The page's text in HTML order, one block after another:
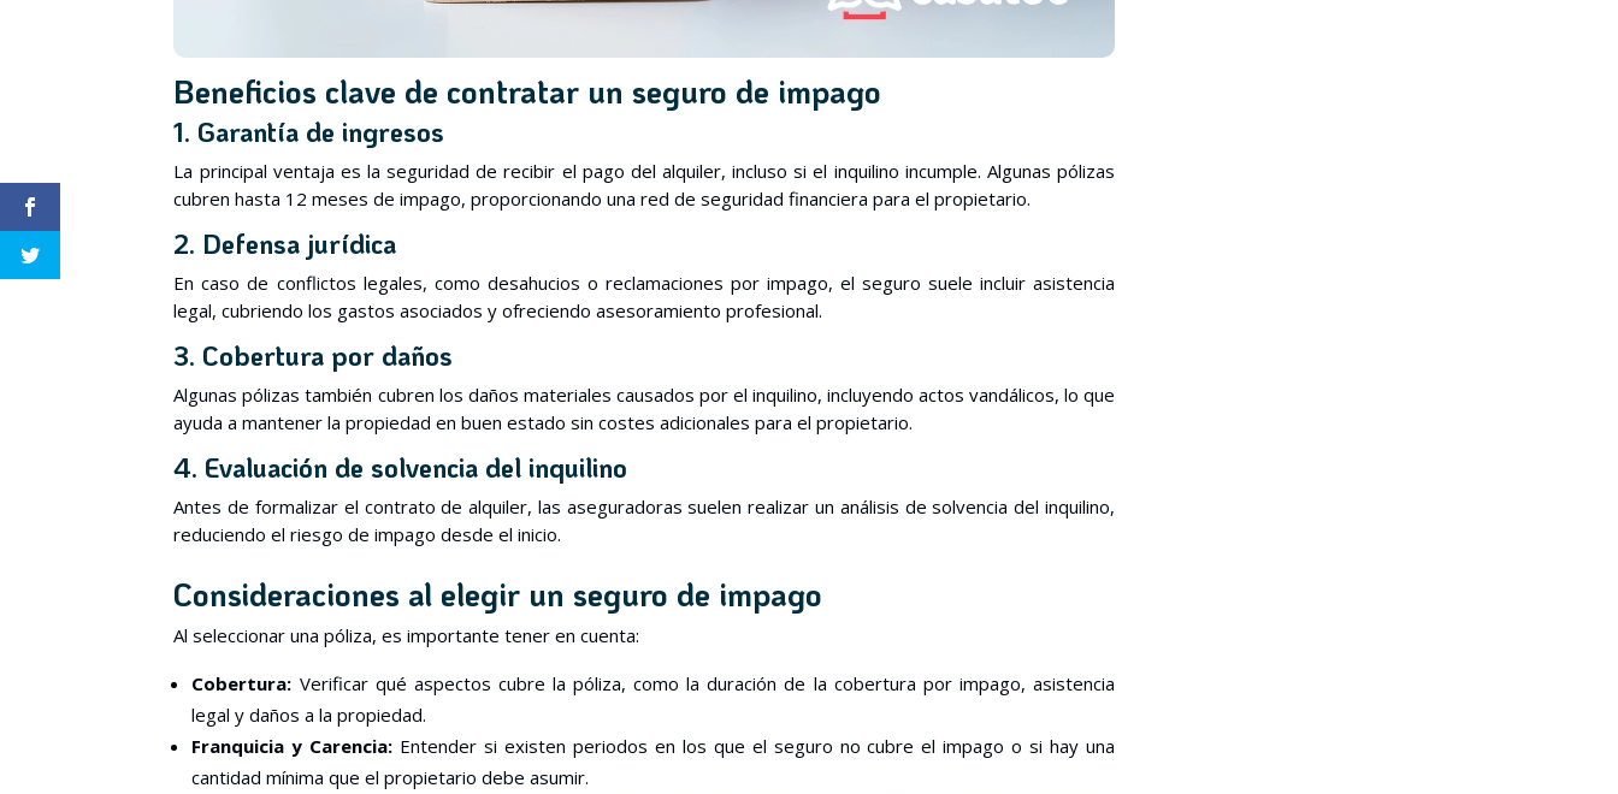
Beneficios clave de contratar un seguro de impago
1. Garantía de ingresos
La principal ventaja es la seguridad de recibir el pago del alquiler, incluso si el inquilino incumple. Algunas pólizas
cubren hasta 12 meses de impago, proporcionando una red de seguridad financiera para el propietario.
2. Defensa jurídica
En caso de conflictos legales, como desahucios o reclamaciones por impago, el seguro suele incluir asistencia
legal, cubriendo los gastos asociados y ofreciendo asesoramiento profesional.
3. Cobertura por daños
Algunas pólizas también cubren los daños materiales causados por el inquilino, incluyendo actos vandálicos, lo que
ayuda a mantener la propiedad en buen estado sin costes adicionales para el propietario.
4. Evaluación de solvencia del inquilino
Antes de formalizar el contrato de alquiler, las aseguradoras suelen realizar un análisis de solvencia del inquilino,
reduciendo el riesgo de impago desde el inicio.
Consideraciones al elegir un seguro de impago
Al seleccionar una póliza, es importante tener en cuenta:
Cobertura: Verificar qué aspectos cubre la póliza, como la duración de la cobertura por impago, asistencia
legal y daños a la propiedad.
Franquicia y Carencia: Entender si existen periodos en los que el seguro no cubre el impago o si hay una
cantidad mínima que el propietario debe asumir.